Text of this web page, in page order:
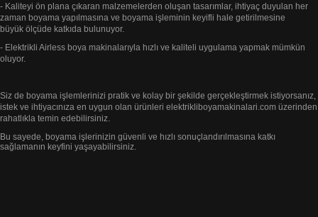
- Kaliteyi ön plana çıkaran malzemelerden oluşan tasarımlar, ihtiyaç duyulan her
zaman boyama yapılmasına ve boyama işleminin keyifli hale getirilmesine
büyük ölçüde katkıda bulunuyor.
- Elektrikli Airless boya makinalarıyla hızlı ve kaliteli uygulama yapmak mümkün
oluyor.
Siz de boyama işlemlerinizi pratik ve kolay bir şekilde gerçekleştirmek istiyorsanız,
istek ve ihtiyacınıza en uygun olan ürünleri elektrikliboyamakinalari.com üzerinden
rahatlıkla temin edebilirsiniz.
Bu sayede, boyama işlerinizin güvenli ve hızlı sonuçlandırılmasına katkı
sağlamanın keyfini yaşayabilirsiniz.